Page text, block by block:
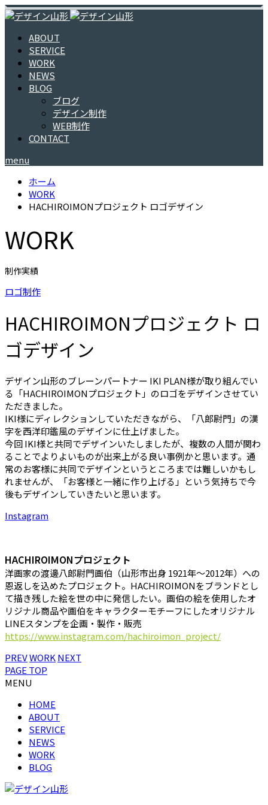
ABOUT
SERVICE
WORK
NEWS
BLOG
ブログ
デザイン制作
WEB制作
CONTACT
menu
ホーム
WORK
HACHIROIMONプロジェクト ロゴデザイン
WORK
制作実績
ロゴ制作
HACHIROIMONプロジェクト ロ
ゴデザイン
デザイン山形のブレーンパートナー IKI PLAN様が取り組んでい
る「HACHIROIMONプロジェクト」のロゴをデザインさせてい
ただきました。
IKI様にディレクションしていただきながら、「八郎尉門」の漢
字を西洋印鑑風のデザインに仕上げました。
今回 IKI様と共同でデザインいたしましたが、複数の人間が関わ
ることでよりよいものが出来上がる良い事例かと思います。通
常のお客様に共同でデザインというところまでは難しいかもし
れませんが、「お客様と一緒に作り上げる」という気持ちで今
後もデザインしていきたいと思います。
Instagram
HACHIROIMONプロジェクト
洋画家の渡邊八郎尉門画伯（山形市出身 1921年〜2012年）への
恩返しを込めたプロジェクト。HACHIROIMONをブランドとし
て描き残した絵を世の中に発信したい。画伯の絵を使用したオ
リジナル商品や画伯をキャラクターモチーフにしたオリジナル
LINEスタンプを企画・製作・販売
https://www.instagram.com/hachiroimon_project/
PREVWORK NEXT
PAGE TOP
MENU
HOME
ABOUT
SERVICE
NEWS
WORK
BLOG